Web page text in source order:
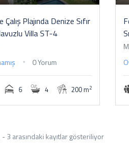
Plajında Denize Sıfır
Villa ST-4
0 Yorum
6 4 200 m2
- 3 arasındaki kayıtlar gösteriliyor